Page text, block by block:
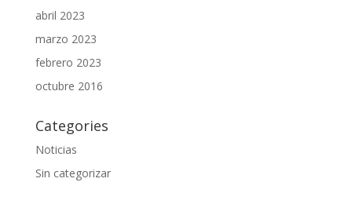
abril 2023
marzo 2023
febrero 2023
octubre 2016
Categories
Noticias
Sin categorizar